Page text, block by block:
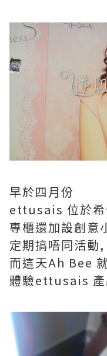
早於四月份
ettusais 位於希
專櫃還加設創意
定期搞唔同活
而這天Ah Bee
體驗ettusais 產